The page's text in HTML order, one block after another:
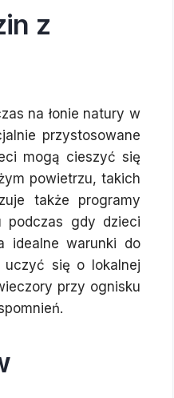
z
na łonie natury w
przystosowane
mogą cieszyć się
powietrzu, takich
także programy
podczas gdy dzieci
idealne warunki do
uczyć się o lokalnej
przy ognisku